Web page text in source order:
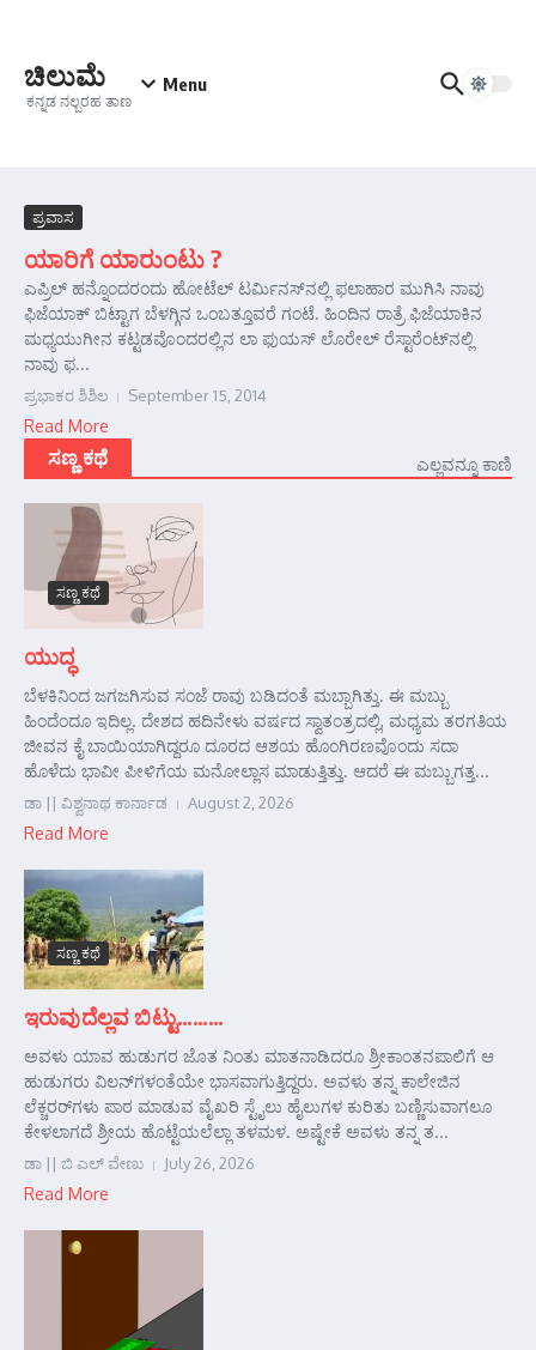
ಚಿಲುಮೆ
ಕನ್ನಡ ನಲ್ಬರಹ ತಾಣ
Menu
ಪ್ರವಾಸ
ಯಾರಿಗೆ ಯಾರುಂಟು ?
ಎಪ್ರಿಲ್‌ ಹನ್ನೊಂದರಂದು ಹೋಟೆಲ್‌ ಟರ್ಮಿನಸ್‌ನಲ್ಲಿ ಫಲಾಹಾರ ಮುಗಿಸಿ ನಾವು
ಫಿಜೆಯಾಕ್‌ ಬಿಟ್ಟಾಗ ಬೆಳಗ್ಗಿನ ಒಂಬತ್ತೂವರೆ ಗಂಟೆ. ಹಿಂದಿನ ರಾತ್ರೆ ಫಿಜೆಯಾಕಿನ
ಮಧ್ಯಯುಗೀನ ಕಟ್ಟಡವೊಂದರಲ್ಲಿನ ಲಾ ಫುಯಸ್‌ ಲೊರೇಲ್‌ ರೆಸ್ಟಾರೆಂಟ್‌ನಲ್ಲಿ
ನಾವು ಫ...
ಪ್ರಭಾಕರ ಶಿಶಿಲ September 15, 2014
Read More
ಸಣ್ಣ ಕಥೆ ಎಲ್ಲವನ್ನೂ ಕಾಣಿ
ಸಣ್ಣ ಕಥೆ
ಯುದ್ಧ
ಬೆಳಕಿನಿಂದ ಜಗಜಗಿಸುವ ಸಂಜೆ ರಾವು ಬಡಿದಂತೆ ಮಬ್ಬಾಗಿತ್ತು. ಈ ಮಬ್ಬು
ಹಿಂದೆಂದೂ ಇದಿಲ್ಲ. ದೇಶದ ಹದಿನೇಳು ವರ್ಷದ ಸ್ವಾತಂತ್ರದಲ್ಲಿ, ಮಧ್ಯಮ ತರಗತಿಯ
ಜೀವನ ಕೈ ಬಾಯಿಯಾಗಿದ್ದರೂ ದೂರದ ಆಶಯ ಹೊಂಗಿರಣವೊಂದು ಸದಾ
ಹೊಳೆದು ಭಾವೀ ಪೀಳಿಗೆಯ ಮನೋಲ್ಲಾಸ ಮಾಡುತ್ತಿತ್ತು. ಆದರೆ ಈ ಮಬ್ಬುಗತ್ತ...
ಡಾ || ವಿಶ್ವನಾಥ ಕಾರ್ನಾಡ August 2, 2026
Read More
ಸಣ್ಣ ಕಥೆ
ಇರುವುದೆಲ್ಲವ ಬಿಟ್ಟು………
ಅವಳು ಯಾವ ಹುಡುಗರ ಜೊತ ನಿಂತು ಮಾತನಾಡಿದರೂ ಶ್ರೀಕಾಂತನಪಾಲಿಗೆ ಆ
ಹುಡುಗರು ವಿಲನ್‌ಗಳಂತೆಯೇ ಭಾಸವಾಗುತ್ತಿದ್ದರು. ಅವಳು ತನ್ನ ಕಾಲೇಜಿನ
ಲೆಕ್ಚರರ್‌ಗಳು ಪಾಠ ಮಾಡುವ ವೈಖರಿ ಸ್ಟೈಲು ಹೈಲುಗಳ ಕುರಿತು ಬಣ್ಣಿಸುವಾಗಲೂ
ಕೇಳಲಾಗದೆ ಶ್ರೀಯ ಹೊಟ್ಟೆಯಲೆಲ್ಲಾ ತಳಮಳ. ಅಷ್ಟೇಕೆ ಅವಳು ತನ್ನ ತ...
ಡಾ || ಬಿ ಎಲ್ ವೇಣು July 26, 2026
Read More